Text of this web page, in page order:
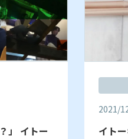
」 イトー
2021/
イト